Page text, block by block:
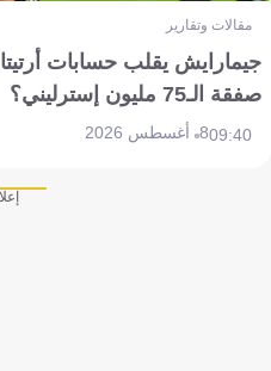
مقالات وتقارير
جيمارايش يقلب حسابات
صفقة الـ75 مليون إسترليني؟
09:408 أغسطس 2026